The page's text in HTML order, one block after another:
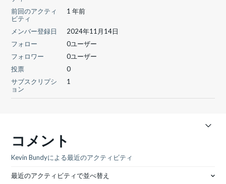
前回のアクティ
ビティ
1 年前
メンバー登録日
2024年11月14日
フォロー
0ユーザー
フォロワー
0ユーザー
投票
0
サブスクリプシ
ョン
1
コメント
Kevin Bundyによる最近のアクティビティ
最近のアクティビティで並べ替え